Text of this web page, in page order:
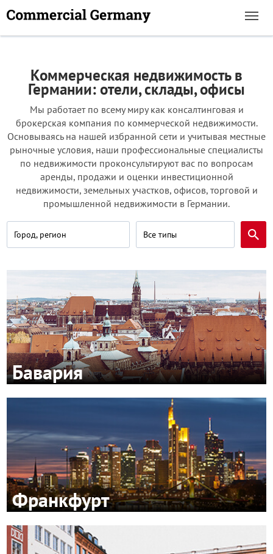
Коммерческая недвижимость в
Германии: отели, склады, офисы
Мы работает по всему миру как консалтинговая и
брокерская компания по коммерческой недвижимости.
Основываясь на нашей избранной сети и учитывая местные
рыночные условия, наши профессиональные специалисты
по недвижимости проконсультируют вас по вопросам
аренды, продажи и оценки инвестиционной
недвижимости, земельных участков, офисов, торговой и
промышленной недвижимости в Германии.
Город, регион Все типы
Бавария
Франкфурт